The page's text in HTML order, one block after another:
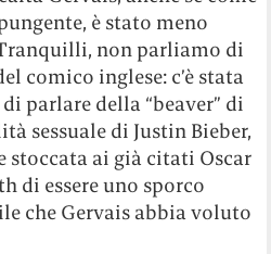
è stato meno
non parliamo di
comico inglese: c’è stata
parlare della “beaver” di
sessuale di Justin Bieber,
stoccata ai già citati Oscar
di essere uno sporco
che Gervais abbia voluto